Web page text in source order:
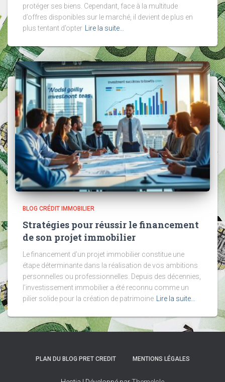
protéger ses biens. Cependant, face à la multitude
d’offres disponibles sur le marché, il devient de plus en
plus tentant d’opter Lire la suite…
BLOG CRÉDIT IMMOBILIER
Stratégies pour réussir le financement
de son projet immobilier
Le financement d’un projet immobilier constitue une
étape déterminante dans la réalisation de vos ambitions
personnelles ou professionnelles. Depuis des décennies,
l’investissement immobilier a été reconnu comme un
pilier solide pour la création de patrimoine
Lire la suite…
PLAN DU BLOG PRET CREDIT MENTIONS LÉGALES